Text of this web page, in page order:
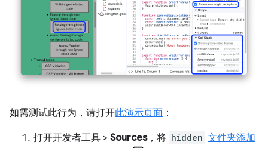
如需测试此行为，请打开此演示页面 ：
打开开发者工具 > Sources，将 hidden 文件夹添加